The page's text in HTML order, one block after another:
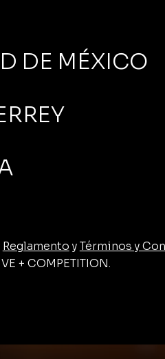
Reglamento yTérminos y
+ COMPETITION.
DE MÉXICO